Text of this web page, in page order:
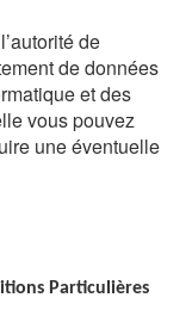
de
de données
et des
vous pouvez
une éventuelle
Particulières